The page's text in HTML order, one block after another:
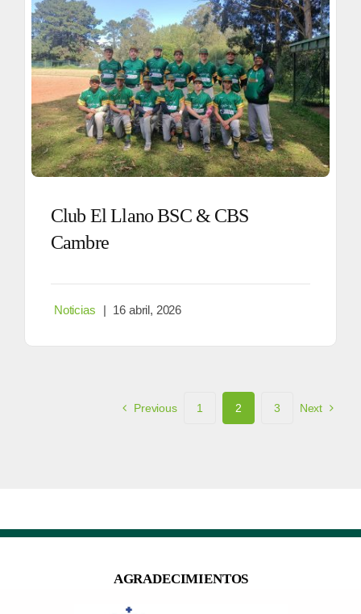
Club El Llano BSC & CBS
Cambre
Noticias | 16 abril, 2026
Previous 1 2 3 Next
AGRADECIMIENTOS